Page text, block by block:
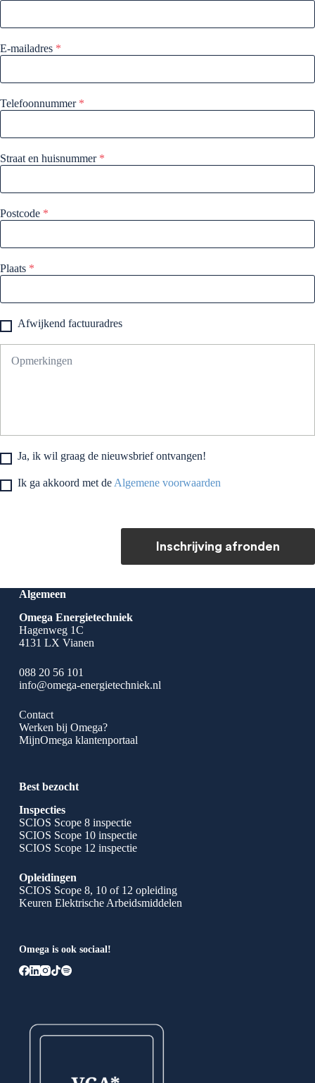
E-mailadres *
Telefoonnummer *
Straat en huisnummer *
Postcode *
Plaats *
Afwijkend factuuradres
Ja, ik wil graag de nieuwsbrief ontvangen!
Ik ga akkoord met de Algemene voorwaarden
Inschrijving afronden
Algemeen
Omega Energietechniek
Hagenweg 1C
4131 LX Vianen
088 20 56 101
info@omega-energietechniek.nl
Contact
Werken bij Omega?
MijnOmega klantenportaal
Best bezocht
Inspecties
SCIOS Scope 8 inspectie
SCIOS Scope 10 inspectie
SCIOS Scope 12 inspectie
Opleidingen
SCIOS Scope 8, 10 of 12 opleiding
Keuren Elektrische Arbeidsmiddelen
Omega is ook sociaal!